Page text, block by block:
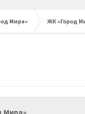
Мира» ЖК «Город
Мира»